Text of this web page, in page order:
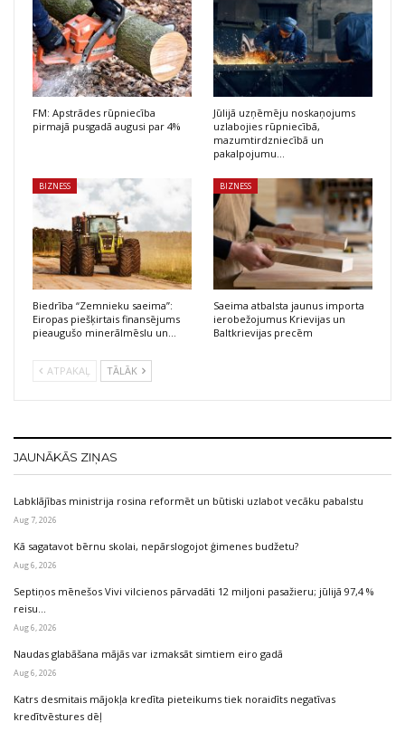
FM: Apstrādes rūpniecība
pirmajā pusgadā augusi par 4%
Jūlijā uzņēmēju noskaņojums
uzlabojies rūpniecībā,
mazumtirdzniecībā un
pakalpojumu…
BIZNESS
Biedrība “Zemnieku saeima”:
Eiropas piešķirtais finansējums
pieaugušo minerālmēslu un…
BIZNESS
Saeima atbalsta jaunus importa
ierobežojumus Krievijas un
Baltkrievijas precēm
ATPAKAĻ TĀLĀK
JAUNĀKĀS ZIŅAS
Labklājības ministrija rosina reformēt un būtiski uzlabot vecāku pabalstu
Aug 7, 2026
Kā sagatavot bērnu skolai, nepārslogojot ģimenes budžetu?
Aug 6, 2026
Septiņos mēnešos Vivi vilcienos pārvadāti 12 miljoni pasažieru; jūlijā 97,4 %
reisu…
Aug 6, 2026
Naudas glabāšana mājās var izmaksāt simtiem eiro gadā
Aug 6, 2026
Katrs desmitais mājokļa kredīta pieteikums tiek noraidīts negatīvas
kredītvēstures dēļ